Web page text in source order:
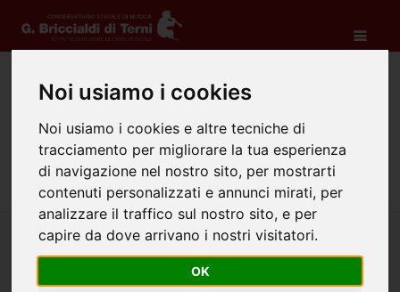
Noi usiamo i cookies
Noi usiamo i cookies e altre tecniche di
tracciamento per migliorare la tua esperienza
di navigazione nel nostro sito, per mostrarti
contenuti personalizzati e annunci mirati, per
analizzare il traffico sul nostro sito, e per
capire da dove arrivano i nostri visitatori.
OK
Corsi liberi
Home Didattica Corsi liberi